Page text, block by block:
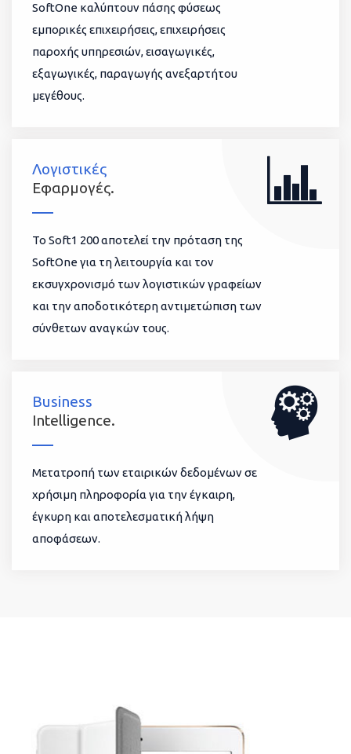
SoftOne καλύπτουν πάσης φύσεως
εμπορικές επιχειρήσεις, επιχειρήσεις
παροχής υπηρεσιών, εισαγωγικές,
εξαγωγικές, παραγωγής ανεξαρτήτου
μεγέθους.
Λογιστικές
Εφαρμογές.
To Soft1 200 αποτελεί την πρόταση της
SoftOne για τη λειτουργία και τον
εκσυγχρονισμό των λογιστικών γραφείων
και την αποδοτικότερη αντιμετώπιση των
σύνθετων αναγκών τους.
Business
Intelligence.
Μετατροπή των εταιρικών δεδομένων σε
χρήσιμη πληροφορία για την έγκαιρη,
έγκυρη και αποτελεσματική λήψη
αποφάσεων.